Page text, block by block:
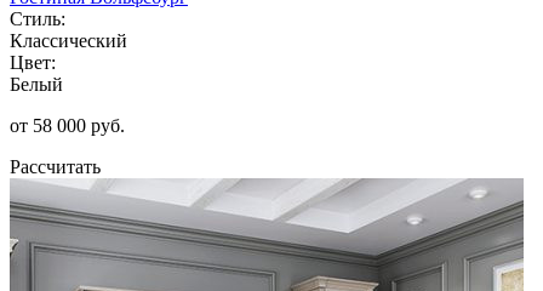
Стиль:
Классический
Цвет:
Белый
от 58 000 руб.
Рассчитать